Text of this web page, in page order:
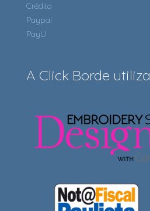
Crédito
Paypal
PayU
A Click Borde utiliza